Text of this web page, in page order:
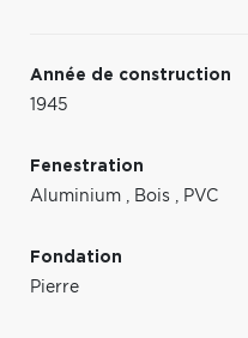
Année de construction
1945
Fenestration
Aluminium , Bois , PVC
Fondation
Pierre